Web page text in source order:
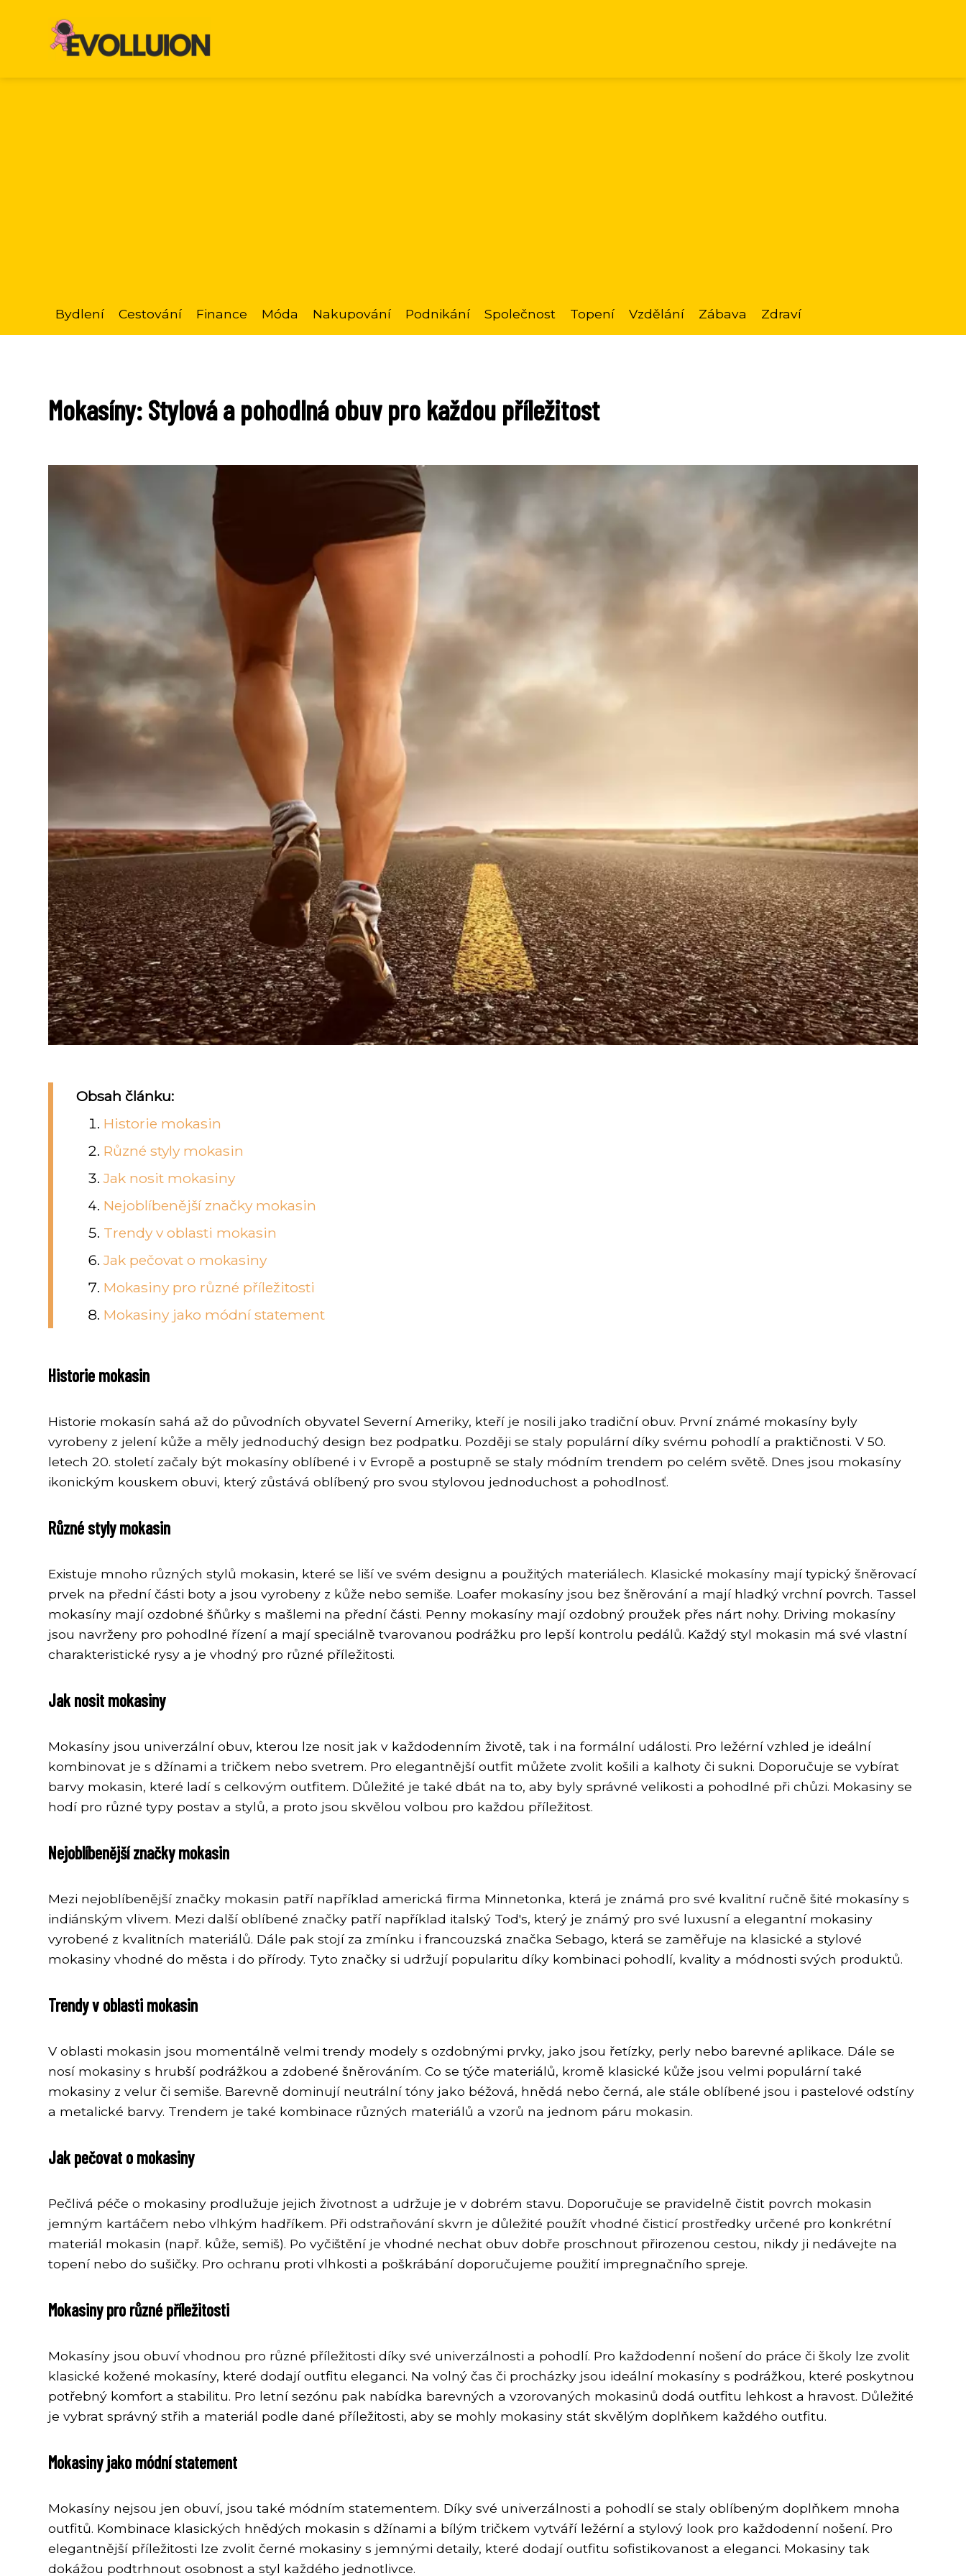
Bydlení Cestování Finance Móda Nakupování Podnikání Společnost Topení Vzdělání Zábava Zdraví
Mokasíny: Stylová a pohodlná obuv pro každou příležitost
Obsah článku:
Historie mokasin
Různé styly mokasin
Jak nosit mokasiny
Nejoblíbenější značky mokasin
Trendy v oblasti mokasin
Jak pečovat o mokasiny
Mokasiny pro různé příležitosti
Mokasiny jako módní statement
Historie mokasin
Historie mokasín sahá až do původních obyvatel Severní Ameriky, kteří je nosili jako tradiční obuv. První známé mokasíny byly
vyrobeny z jelení kůže a měly jednoduchý design bez podpatku. Později se staly populární díky svému pohodlí a praktičnosti. V 50.
letech 20. století začaly být mokasíny oblíbené i v Evropě a postupně se staly módním trendem po celém světě. Dnes jsou mokasíny
ikonickým kouskem obuvi, který zůstává oblíbený pro svou stylovou jednoduchost a pohodlnosť.
Různé styly mokasin
Existuje mnoho různých stylů mokasin, které se liší ve svém designu a použitých materiálech. Klasické mokasíny mají typický šněrovací
prvek na přední části boty a jsou vyrobeny z kůže nebo semiše. Loafer mokasíny jsou bez šněrování a mají hladký vrchní povrch. Tassel
mokasíny mají ozdobné šňůrky s mašlemi na přední části. Penny mokasíny mají ozdobný proužek přes nárt nohy. Driving mokasíny
jsou navrženy pro pohodlné řízení a mají speciálně tvarovanou podrážku pro lepší kontrolu pedálů. Každý styl mokasin má své vlastní
charakteristické rysy a je vhodný pro různé příležitosti.
Jak nosit mokasiny
Mokasíny jsou univerzální obuv, kterou lze nosit jak v každodenním životě, tak i na formální události. Pro ležérní vzhled je ideální
kombinovat je s džínami a tričkem nebo svetrem. Pro elegantnější outfit můžete zvolit košili a kalhoty či sukni. Doporučuje se vybírat
barvy mokasin, které ladí s celkovým outfitem. Důležité je také dbát na to, aby byly správné velikosti a pohodlné při chůzi. Mokasiny se
hodí pro různé typy postav a stylů, a proto jsou skvělou volbou pro každou příležitost.
Nejoblíbenější značky mokasin
Mezi nejoblíbenější značky mokasin patří například americká firma Minnetonka, která je známá pro své kvalitní ručně šité mokasíny s
indiánským vlivem. Mezi další oblíbené značky patří například italský Tod's, který je známý pro své luxusní a elegantní mokasiny
vyrobené z kvalitních materiálů. Dále pak stojí za zmínku i francouzská značka Sebago, která se zaměřuje na klasické a stylové
mokasiny vhodné do města i do přírody. Tyto značky si udržují popularitu díky kombinaci pohodlí, kvality a módnosti svých produktů.
Trendy v oblasti mokasin
V oblasti mokasin jsou momentálně velmi trendy modely s ozdobnými prvky, jako jsou řetízky, perly nebo barevné aplikace. Dále se
nosí mokasiny s hrubší podrážkou a zdobené šněrováním. Co se týče materiálů, kromě klasické kůže jsou velmi populární také
mokasiny z velur či semiše. Barevně dominují neutrální tóny jako béžová, hnědá nebo černá, ale stále oblíbené jsou i pastelové odstíny
a metalické barvy. Trendem je také kombinace různých materiálů a vzorů na jednom páru mokasin.
Jak pečovat o mokasiny
Pečlivá péče o mokasiny prodlužuje jejich životnost a udržuje je v dobrém stavu. Doporučuje se pravidelně čistit povrch mokasin
jemným kartáčem nebo vlhkým hadříkem. Při odstraňování skvrn je důležité použít vhodné čisticí prostředky určené pro konkrétní
materiál mokasin (např. kůže, semiš). Po vyčištění je vhodné nechat obuv dobře proschnout přirozenou cestou, nikdy ji nedávejte na
topení nebo do sušičky. Pro ochranu proti vlhkosti a poškrábání doporučujeme použití impregnačního spreje.
Mokasiny pro různé příležitosti
Mokasíny jsou obuví vhodnou pro různé příležitosti díky své univerzálnosti a pohodlí. Pro každodenní nošení do práce či školy lze zvolit
klasické kožené mokasíny, které dodají outfitu eleganci. Na volný čas či procházky jsou ideální mokasíny s podrážkou, které poskytnou
potřebný komfort a stabilitu. Pro letní sezónu pak nabídka barevných a vzorovaných mokasinů dodá outfitu lehkost a hravost. Důležité
je vybrat správný střih a materiál podle dané příležitosti, aby se mohly mokasiny stát skvělým doplňkem každého outfitu.
Mokasiny jako módní statement
Mokasíny nejsou jen obuví, jsou také módním statementem. Díky své univerzálnosti a pohodlí se staly oblíbeným doplňkem mnoha
outfitů. Kombinace klasických hnědých mokasin s džínami a bílým tričkem vytváří ležérní a stylový look pro každodenní nošení. Pro
elegantnější příležitosti lze zvolit černé mokasiny s jemnými detaily, které dodají outfitu sofistikovanost a eleganci. Mokasiny tak
dokážou podtrhnout osobnost a styl každého jednotlivce.